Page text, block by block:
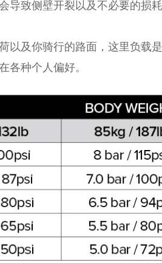
导致侧壁开裂以及不必要的损
以及你骑行的路面，这里负载
各种个人偏好。